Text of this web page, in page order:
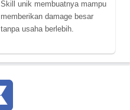
Skill unik membuatnya mampu
memberikan damage besar
tanpa usaha berlebih.